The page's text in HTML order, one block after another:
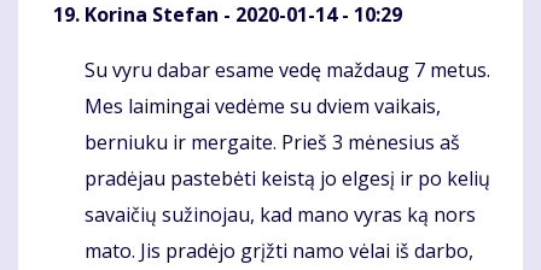
Korina Stefan - 2020-01-14 - 10:29
Komentaras
Su vyru dabar esame vedę maždaug 7 metus.
Mes laimingai vedėme su dviem vaikais,
berniuku ir mergaite. Prieš 3 mėnesius aš
pradėjau pastebėti keistą jo elgesį ir po kelių
savaičių sužinojau, kad mano vyras ką nors
mato. Jis pradėjo grįžti namo vėlai iš darbo,